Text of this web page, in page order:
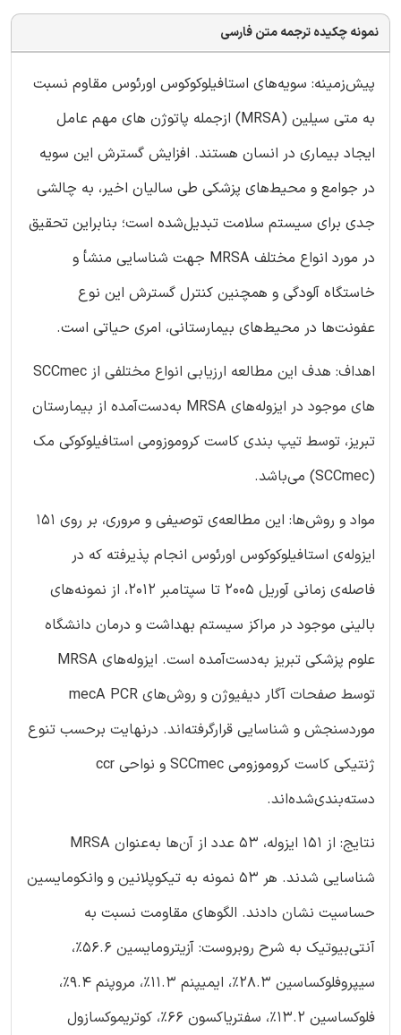
نمونه چکیده ترجمه متن فارسی
پیش‌زمینه: سویه‌های استافیلوکوکوس اورئوس مقاوم نسبت
به متی سیلین (MRSA) ازجمله پاتوژن های مهم عامل
ایجاد بیماری در انسان هستند. افزایش گسترش این سویه
در جوامع و محیط‌های پزشکی طی سالیان اخیر، به چالشی
جدی برای سیستم سلامت تبدیل‌شده است؛ بنابراین تحقیق
در مورد انواع مختلف MRSA جهت شناسایی منشأ و
خاستگاه آلودگی و همچنین کنترل گسترش این نوع
عفونت‌ها در محیط‌های بیمارستانی، امری حیاتی است.
اهداف: هدف این مطالعه ارزیابی انواع مختلفی از SCCmec
های موجود در ایزوله‌های MRSA به‌دست‌آمده از بیمارستان
تبریز، توسط تیپ بندی کاست کروموزومی استافیلوکوکی مک
(SCCmec) می‌باشد.
مواد و روش‌ها: این مطالعه‌ی توصیفی و مروری، بر روی 151
ایزوله‌ی استافیلوکوکوس اورئوس انجام پذیرفته که در
فاصله‌ی زمانی آوریل 2005 تا سپتامبر 2012، از نمونه‌های
بالینی موجود در مراکز سیستم بهداشت و درمان دانشگاه
علوم پزشکی تبریز به‌دست‌آمده است. ایزوله‌های MRSA
توسط صفحات آگار دیفیوژن و روش‌های mecA PCR
موردسنجش و شناسایی قرارگرفته‌اند. درنهایت برحسب تنوع
ژنتیکی کاست کروموزومی SCCmec و نواحی ccr
دسته‌بندی‌شده‌اند.
نتایج: از 151 ایزوله، 53 عدد از آن‌ها به‌عنوان MRSA
شناسایی شدند. هر 53 نمونه به تیکوپلانین و وانکومایسین
حساسیت نشان دادند. الگوهای مقاومت نسبت به
آنتی‌بیوتیک به شرح روبروست: آزیترومایسین 56.6%،
سیپروفلوکساسین 28.3%، ایمیپنم 11.3%، مروپنم 9.4%،
فلوکساسین 13.2%، سفتریاکسون 66%، کوتریموکسازول